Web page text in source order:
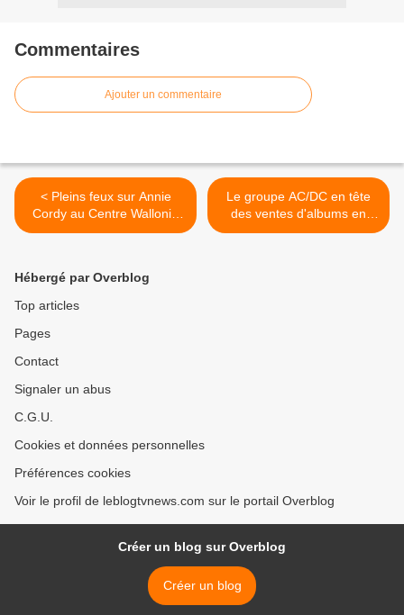
Commentaires
Ajouter un commentaire
< Pleins feux sur Annie
Cordy au Centre Wallonie
Bruxelles à Paris.
Le groupe AC/DC en tête
des ventes d'albums en
France. >
Hébergé par Overblog
Top articles
Pages
Contact
Signaler un abus
C.G.U.
Cookies et données personnelles
Préférences cookies
Voir le profil de leblogtvnews.com sur le portail Overblog
Créer un blog sur Overblog
Créer un blog